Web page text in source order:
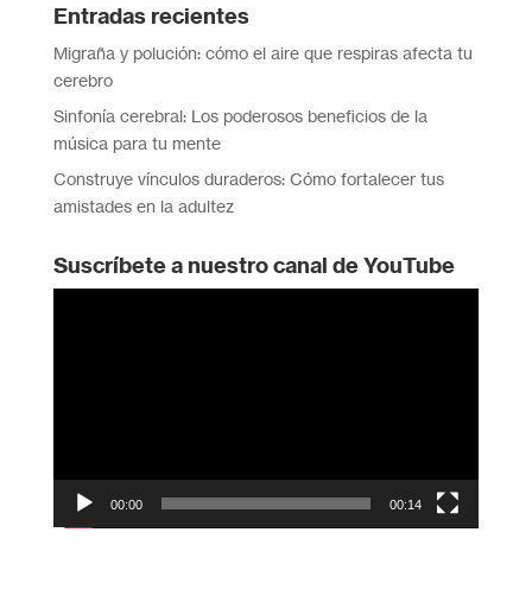
Entradas recientes
Migraña y polución: cómo el aire que respiras afecta tu
cerebro
Sinfonía cerebral: Los poderosos beneficios de la
música para tu mente
Construye vínculos duraderos: Cómo fortalecer tus
amistades en la adultez
Suscríbete a nuestro canal de YouTube
00:00 00:14